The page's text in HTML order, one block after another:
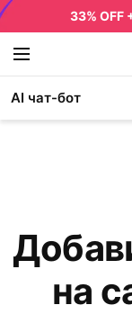
33% OFF
AI чат-бот
на